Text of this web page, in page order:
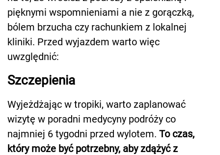
pięknymi wspomnieniami a nie z gorączką,
bólem brzucha czy rachunkiem z lokalnej
kliniki. Przed wyjazdem warto więc
uwzględnić:
Szczepienia
Wyjeżdżając w tropiki, warto zaplanować
wizytę w poradni medycyny podróży co
najmniej 6 tygodni przed wylotem. To czas,
który może być potrzebny, aby zdążyć z